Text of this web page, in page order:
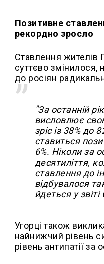
Позитивне
рекордно зросло
Ставлення жителів
суттєво змінилося,
до росіян
"За останній
висловлює
зріс із 38% до
ставиться
6%. Ніколи за
десятиліття,
ставлення до
відбувалося
йдеться у звіті
Угорці також
найнижчий рівень
рівень антипатії за